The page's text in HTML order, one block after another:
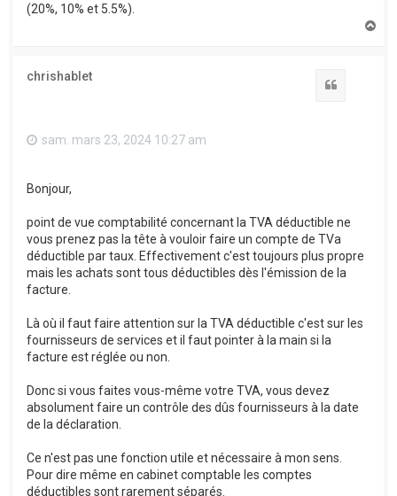
(20%, 10% et 5.5%).
chrishablet
sam. mars 23, 2024 10:27 am
Bonjour,
point de vue comptabilité concernant la TVA déductible ne
vous prenez pas la tête à vouloir faire un compte de TVa
déductible par taux. Effectivement c'est toujours plus propre
mais les achats sont tous déductibles dès l'émission de la
facture.
Là où il faut faire attention sur la TVA déductible c'est sur les
fournisseurs de services et il faut pointer à la main si la
facture est réglée ou non.
Donc si vous faites vous-même votre TVA, vous devez
absolument faire un contrôle des dûs fournisseurs à la date
de la déclaration.
Ce n'est pas une fonction utile et nécessaire à mon sens.
Pour dire même en cabinet comptable les comptes
déductibles sont rarement séparés.